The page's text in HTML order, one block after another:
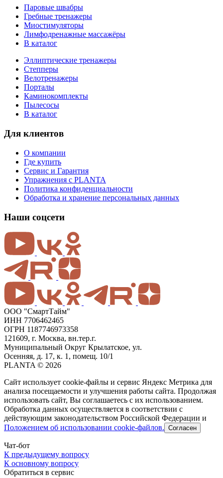
Паровые швабры
Гребные тренажеры
Миостимуляторы
Лимфодренажные массажёры
В каталог
Эллиптические тренажеры
Степперы
Велотренажеры
Порталы
Каминокомплекты
Пылесосы
В каталог
Для клиентов
О компании
Где купить
Сервис и Гарантия
Упражнения с PLANTA
Политика конфиденциальности
Обработка и хранение персональных данных
Наши соцсети
ООО "СмартТайм"
ИНН 7706462465
ОГРН 1187746973358
121609, г. Москва, вн.тер.г.
Муниципальный Округ Крылатское, ул.
Осенняя, д. 17, к. 1, помещ. 10/1
PLANTA © 2026
Сайт использует cookie-файлы и сервис Яндекс Метрика для
анализа посещаемости и улучшения работы сайта. Продолжая
использовать сайт, Вы соглашаетесь с их использованием.
Обработка данных осуществляется в соответствии с
действующим законодательством Российской Федерации и
Положением об использовании cookie-файлов. Согласен
Чат-бот
К предыдущему вопросу
К основному вопросу
Обратиться в сервис